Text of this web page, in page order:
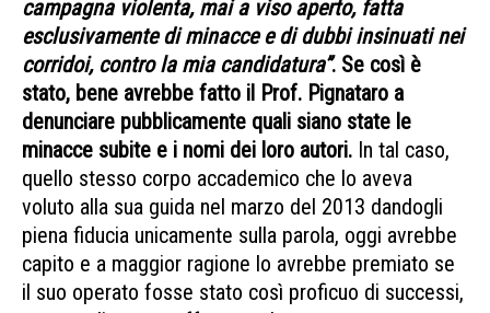
campagna violenta, mai a viso aperto, fatta
esclusivamente di minacce e di dubbi insinuati nei
corridoi, contro la mia candidatura”. Se così è
stato, bene avrebbe fatto il Prof. Pignataro a
denunciare pubblicamente quali siano state le
minacce subite e i nomi dei loro autori. In tal caso,
quello stesso corpo accademico che lo aveva
voluto alla sua guida nel marzo del 2013 dandogli
piena fiducia unicamente sulla parola, oggi avrebbe
capito e a maggior ragione lo avrebbe premiato se
il suo operato fosse stato così proficuo di successi,